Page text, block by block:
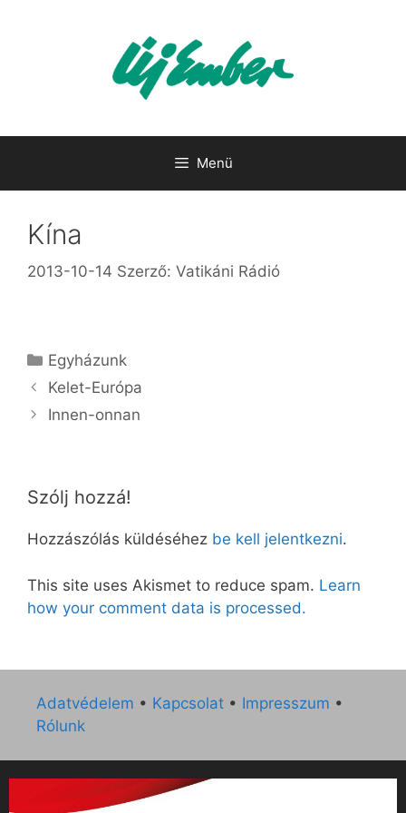
Menü
Kína
2013-10-14 Szerző: Vatikáni Rádió
Kategória
Egyházunk
Kelet-Európa
Innen-onnan
Szólj hozzá!
Hozzászólás küldéséhez be kell jelentkezni.
This site uses Akismet to reduce spam. Learn
how your comment data is processed.
Adatvédelem • Kapcsolat • Impresszum •
Rólunk